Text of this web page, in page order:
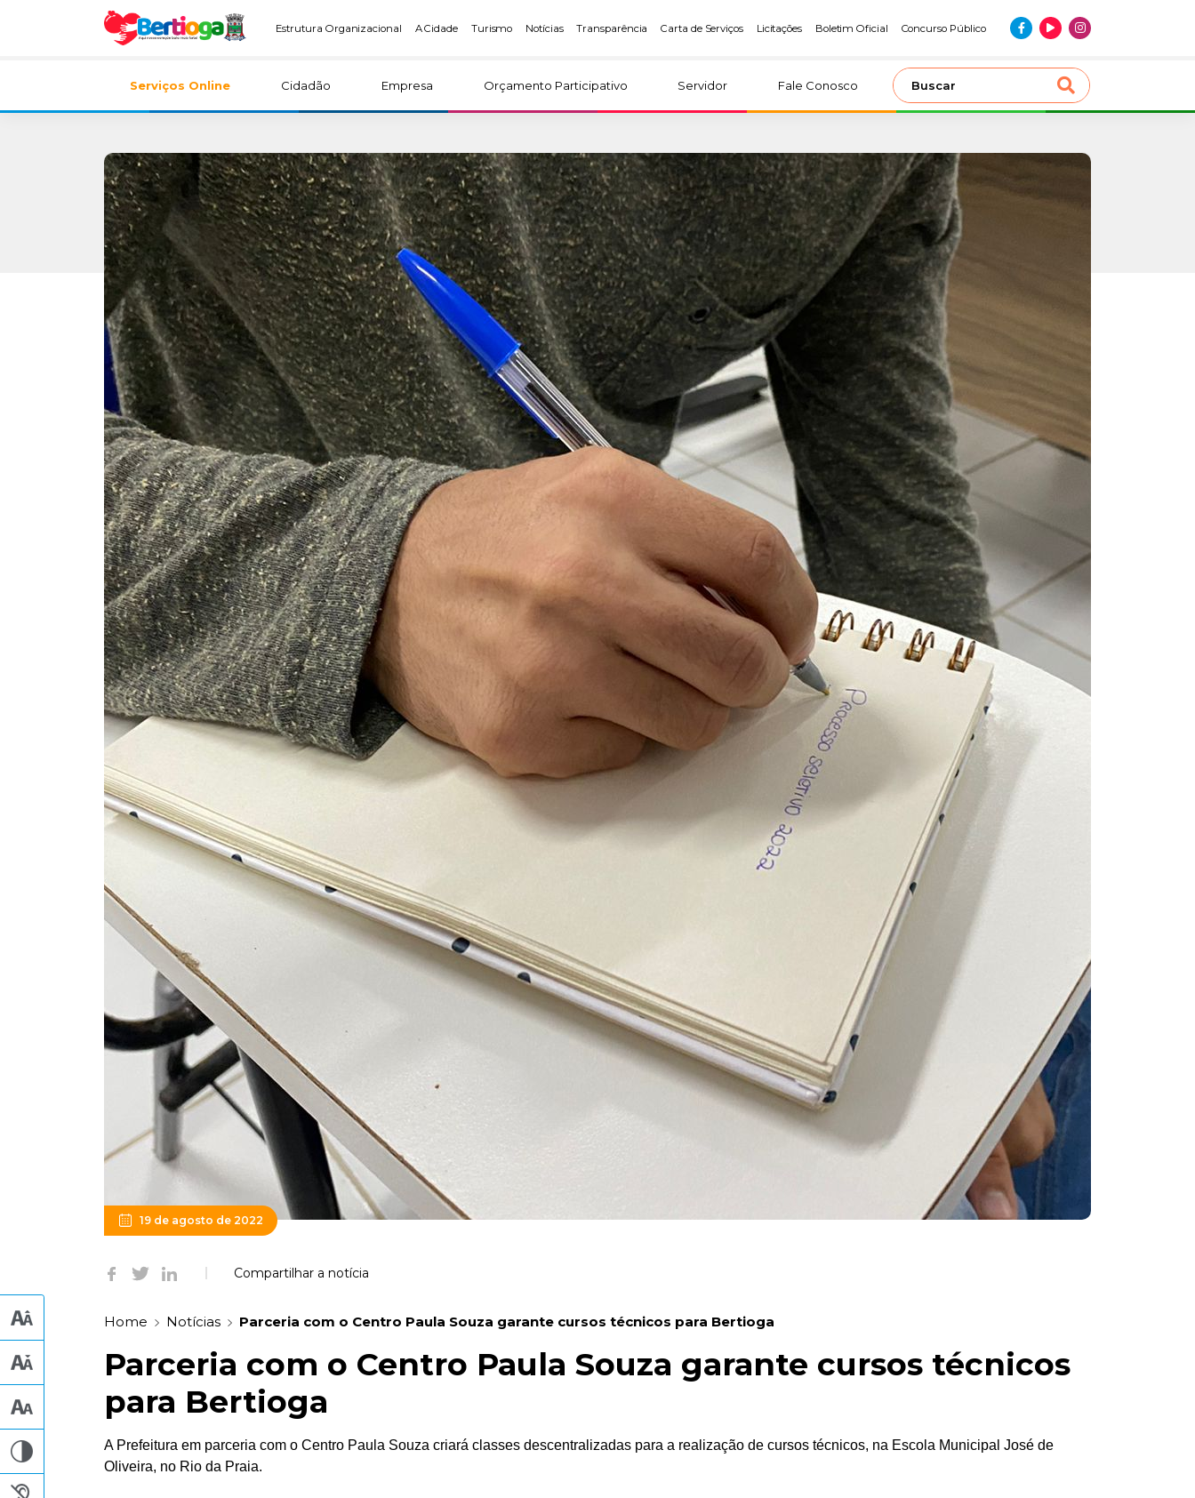
Estrutura Organizacional A Cidade Turismo Notícias Transparência Carta de Serviços Licitações Boletim Oficial Concurso Público
Serviços Online Cidadão Empresa Orçamento Participativo Servidor Fale Conosco
19 de agosto de 2022
Compartilhar a notícia
Home Notícias Parceria com o Centro Paula Souza garante cursos técnicos para Bertioga
Parceria com o Centro Paula Souza garante cursos técnicos
para Bertioga
A Prefeitura em parceria com o Centro Paula Souza criará classes descentralizadas para a realização de cursos técnicos, na Escola Municipal José de
Oliveira, no Rio da Praia.